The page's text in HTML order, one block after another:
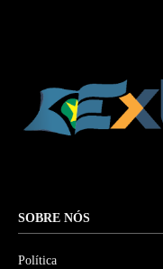
SOBRE NÓS
Política